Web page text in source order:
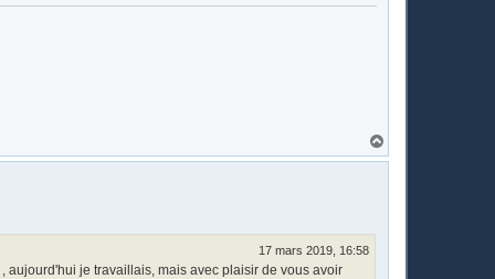
a
17 mars 2019, 16:58
aujourd'hui je travaillais, mais avec plaisir de vous avoir